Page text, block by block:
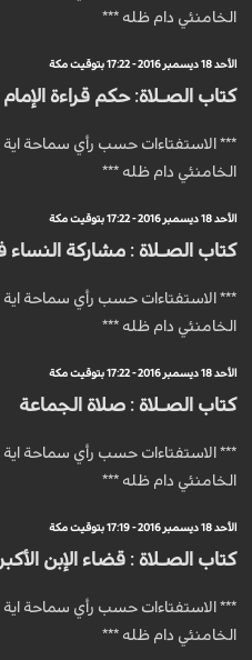
الخامنئي دام ظله ***
الأحد 18 ديسمبر 2016 - 17:22 بتوقيت مكة
كتاب الصـلاة: حكم قراءة
*** الاستفتاءات حسب رأي سماحة
الخامنئي دام ظله ***
الأحد 18 ديسمبر 2016 - 17:22 بتوقيت مكة
كتاب الصـلاة : مشاركة
*** الاستفتاءات حسب رأي سماحة
الخامنئي دام ظله ***
الأحد 18 ديسمبر 2016 - 17:22 بتوقيت مكة
كتاب الصـلاة : صلاة الجماعة
*** الاستفتاءات حسب رأي سماحة
الخامنئي دام ظله ***
الأحد 18 ديسمبر 2016 - 17:19 بتوقيت مكة
كتاب الصـلاة : قضاء الإبن
*** الاستفتاءات حسب رأي سماحة
الخامنئي دام ظله ***